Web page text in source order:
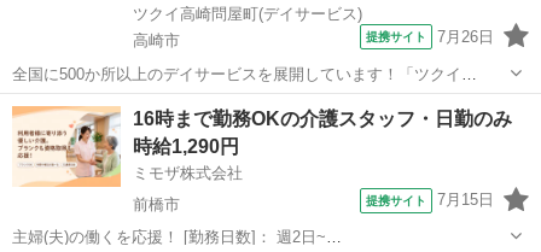
ツクイ高崎問屋町(デイサービス)
高崎市
提携サイト 7月26日
全国に500か所以上のデイサービスを展開しています！「ツクイ
PLUS」独自の福利厚生でプライベートも充実 ★☆ 働きやすいメリッ
ト多数 ★☆ ＼＼サービス・職種の魅力／／ 「今私たちに求められて
いることは何だろう」「どん...
群馬 高崎市 介護
16時まで勤務OKの介護スタッフ・日勤のみ
時給1,290円
ミモザ株式会社
前橋市
提携サイト 7月15日
主婦(夫)の働くを応援！ [勤務日数]： 週2日~